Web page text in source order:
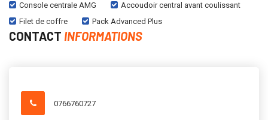
Console centrale AMG
Accoudoir central avant coulissant
Filet de coffre
Pack Advanced Plus
CONTACT INFORMATIONS
0766760727